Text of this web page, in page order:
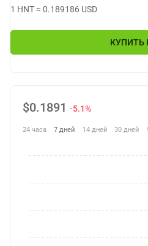
1 HNT≈ 0.189186 USD
КУПИТЬ
$0.1891 -5.1%
24 часа 7 дней 14 дней 30 дней